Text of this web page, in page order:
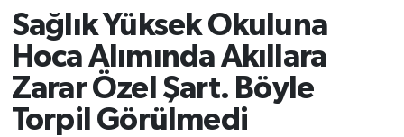
Sağlık Yüksek Okuluna
Hoca Alımında Akıllara
Zarar Özel Şart. Böyle
Torpil Görülmedi
Atamalar
Mevzuat
Sendika
Tüm Manşetler
Son Dakika Haberleri
Haber Arşivi